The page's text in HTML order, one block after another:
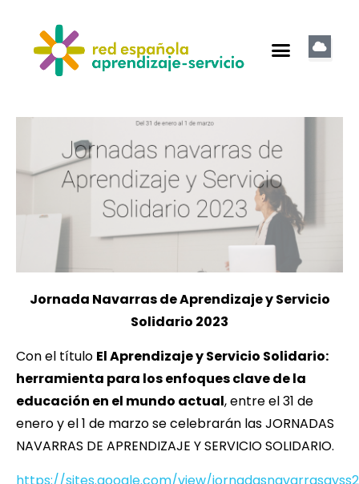
Jornada Navarras de Aprendizaje y Servicio
Solidario 2023
Con el título El Aprendizaje y Servicio Solidario:
herramienta para los enfoques clave de la
educación en el mundo actual, entre el 31 de
enero y el 1 de marzo se celebrarán las JORNADAS
NAVARRAS DE APRENDIZAJE Y SERVICIO SOLIDARIO.